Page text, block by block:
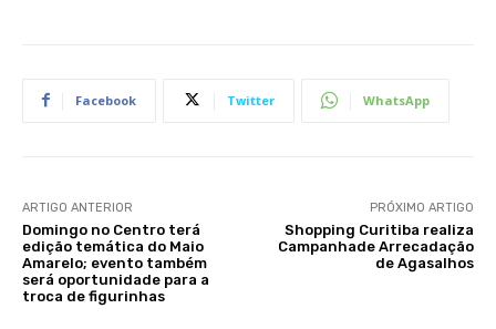
Facebook Twitter WhatsApp
ARTIGO ANTERIOR
Domingo no Centro terá
edição temática do Maio
Amarelo; evento também
será oportunidade para a
troca de figurinhas
PRÓXIMO ARTIGO
Shopping Curitiba realiza
Campanhade Arrecadação
de Agasalhos